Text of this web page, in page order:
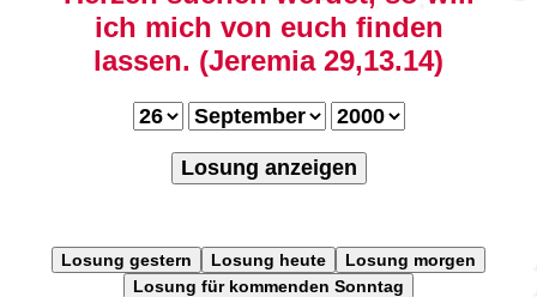
ich mich von euch finden
lassen. (Jeremia 29,13.14)
Losung anzeigen
Losung gestern Losung heute
Losung morgen
Losung für kommenden Sonntag